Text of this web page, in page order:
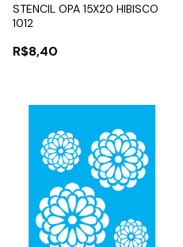
STENCIL OPA 15X20 HIBISCO
1012
R$8,40